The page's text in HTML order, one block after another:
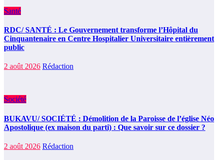
Santé
RDC/ SANTÉ : Le Gouvernement transforme l’Hôpital du
Cinquantenaire en Centre Hospitalier Universitaire entièrement
public
2 août 2026 Rédaction
Société
BUKAVU/ SOCIÉTÉ : Démolition de la Paroisse de l’église Néo
Apostolique (ex maison du parti) : Que savoir sur ce dossier ?
2 août 2026 Rédaction